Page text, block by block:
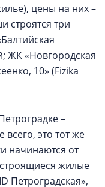
цены на них –
строятся три
ЖК «Новгородская
10» (Fizika
–
это тот же
начинаются от
жилые
Петроградская»,